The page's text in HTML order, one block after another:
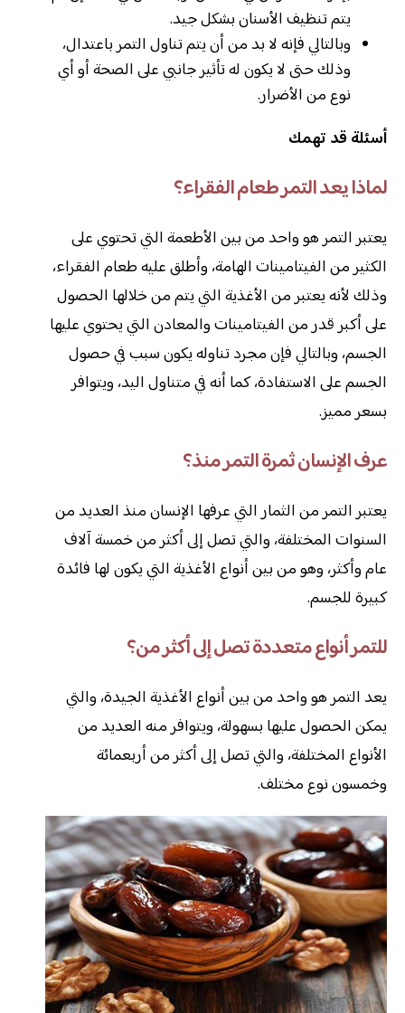
يتم تنظيف الأسنان بشكل جيد.
وبالتالي فإنه لا بد من أن يتم تناول التمر باعتدال،
وذلك حتى لا يكون له تأثير جانبي على الصحة أو أي
نوع من الأضرار.
أسئلة قد تهمك
لماذا يعد التمر طعام الفقراء؟
يعتبر التمر هو واحد من بين الأطعمة التي تحتوي على
الكثير من الفيتامينات الهامة، وأطلق عليه طعام الفقراء،
وذلك لأنه يعتبر من الأغذية التي يتم من خلالها الحصول
على أكبر قدر من الفيتامينات والمعادن التي يحتوي عليها
الجسم، وبالتالي فإن مجرد تناوله يكون سبب في حصول
الجسم على الاستفادة، كما أنه في متناول اليد، ويتوافر
بسعر مميز.
عرف الإنسان ثمرة التمر منذ؟
يعتبر التمر من الثمار التي عرفها الإنسان منذ العديد من
السنوات المختلفة، والتي تصل إلى أكثر من خمسة آلاف
عام وأكثر، وهو من بين أنواع الأغذية التي يكون لها فائدة
كبيرة للجسم.
للتمر أنواع متعددة تصل إلى أكثر من؟
يعد التمر هو واحد من بين أنواع الأغذية الجيدة، والتي
يمكن الحصول عليها بسهولة، ويتوافر منه العديد من
الأنواع المختلفة، والتي تصل إلى أكثر من أربعمائة
وخمسون نوع مختلف.